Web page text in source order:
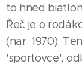
to hned
Řeč je o
(nar. 1970).
'sportovce',